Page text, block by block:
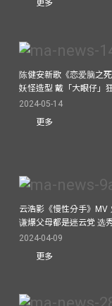
更多
陈健安新歌《恋爱脑之
妖怪造型 戴「大眼仔」
2024-05-14
更多
云浩影《慢性分手》MV
谦爆父母都是迷云党 选
2024-04-09
更多